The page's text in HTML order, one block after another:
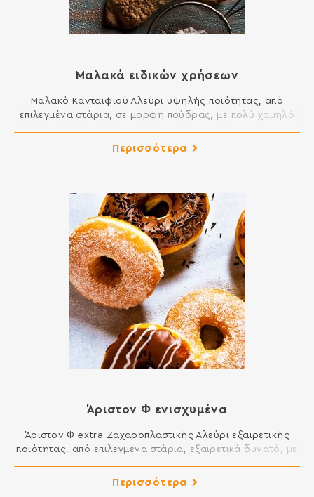
Μαλακά ειδικών χρήσεων
Μαλακό Κανταϊφιού Αλεύρι υψηλής ποιότητας, από
επιλεγμένα στάρια, σε μορφή πούδρας, με πολύ χαμηλό
τραγανότητα. Ιδανικό για κανταΐφι, παντεσπάνι,
γλουτένης. Δίνει εξαιρετική γεύση, αφρατάδα και χωρίς
φύρες σε τελικά προϊόντα […]
Περισσότερα
Άριστον Φ ενισχυμένα
Άριστον Φ extra Ζαχαροπλαστικής Αλεύρι εξαιρετικής
ποιότητας, από επιλεγµένα στάρια, εξαιρετικά δυνατό, µε
σφολιατοειδή, µπριός, πανετόνε. Ιδανικό για
λουκουµάδες, ντόνατς, εκλέρ κλπ. Άριστον Φ Τσουρεκιού
Περισσότερα